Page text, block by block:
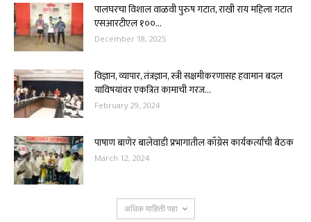
पालघरचा विशाल वाळवी पुरुष गटात, राखी राय महिला गटात
एसआरटीएल १००...
December 18, 2025
विज्ञान, व्यापार, तंत्रज्ञान, स्त्री सक्षमीकरणासह हवामान बदल
याविषयांवर एकत्रित कामाची गरज...
February 29, 2024
पाषाण बाणेर बालेवाडी प्रभागातील काँग्रेस कार्यकर्त्यांची बैठक
March 12, 2024
अधिक माहिती पहा